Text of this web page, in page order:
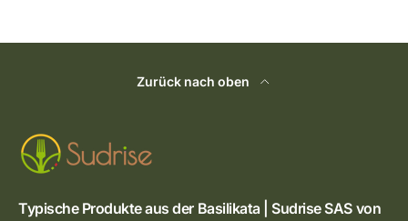
Zurück nach oben
Typische Produkte aus der Basilikata | Sudrise SAS von